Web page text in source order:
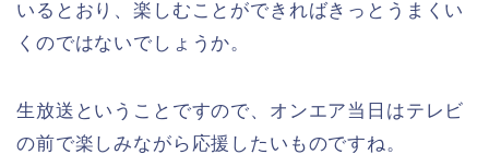
いるとおり、楽しむことができればきっとうまくい
くのではないでしょうか。
生放送ということですので、オンエア当日はテレビ
の前で楽しみながら応援したいものですね。